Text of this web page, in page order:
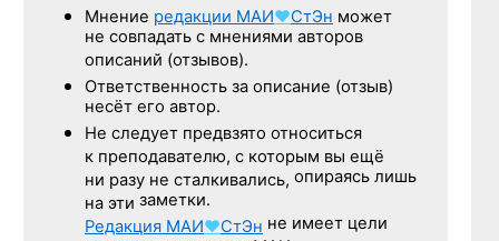
Мнение редакции МАИ♥СтЭн может
не совпадать с мнениями авторов
описаний (отзывов).
Ответственность за описание (отзыв)
несёт его автор.
Не следует предвзято относиться
к преподавателю, с которым вы ещё
ни разу не сталкивались, опираясь лишь
на эти заметки.
Редакция МАИ♥СтЭн не имеет цели